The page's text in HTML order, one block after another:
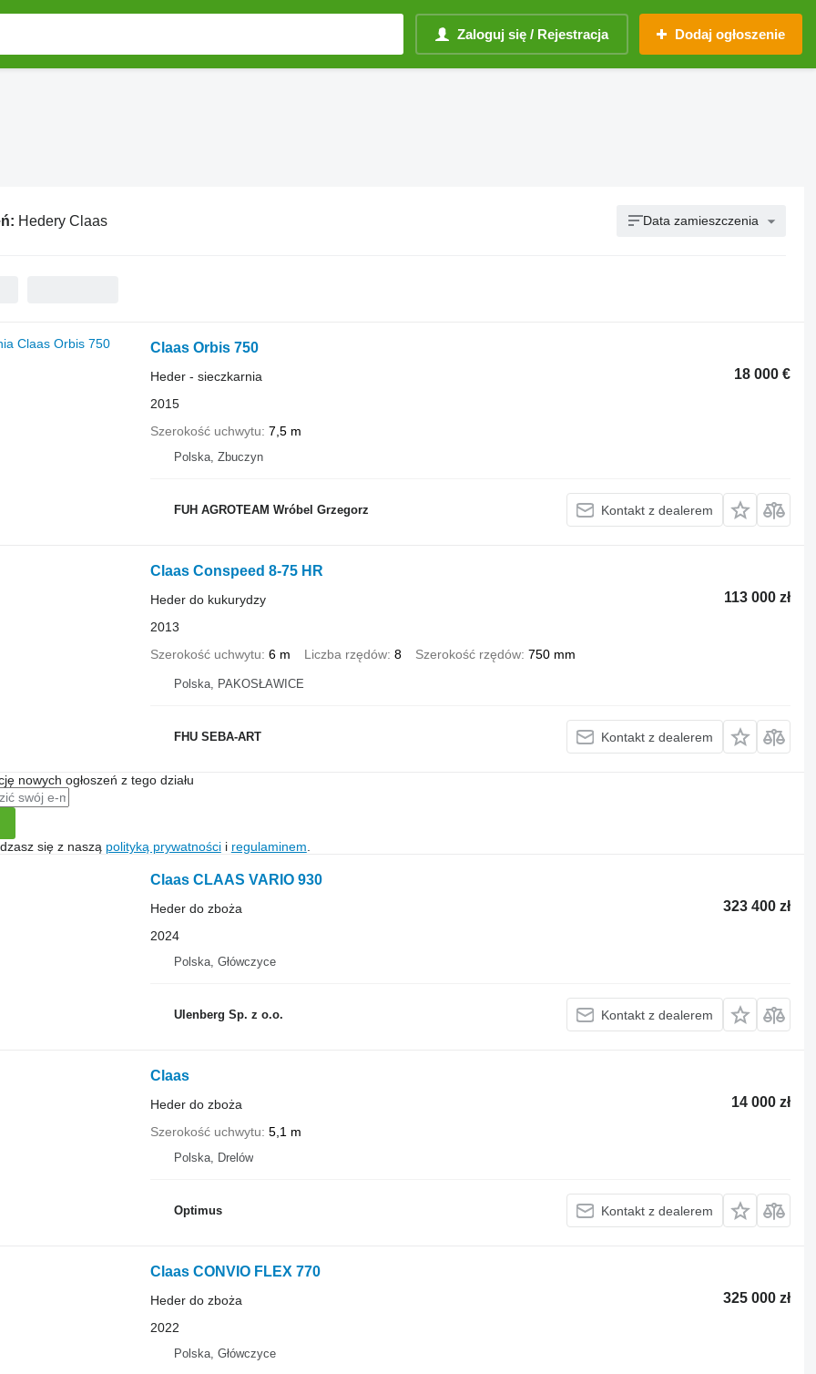
Zaloguj się / Rejestracja Dodaj ogłoszenie
Hedery Claas Data zamieszczenia
Claas Orbis 750
18 000 €
Heder - sieczkarnia
2015
Szerokość uchwytu 7,5 m
Polska, Zbuczyn
FUH AGROTEAM Wróbel Grzegorz Kontakt z dealerem
Claas Conspeed 8-75 HR
113 000 zł
Heder do kukurydzy
2013
Szerokość uchwytu 6 m Liczba rzędów 8 Szerokość rzędów 750 mm
Polska, PAKOSŁAWICE
FHU SEBA-ART Kontakt z dealerem
nowych ogłoszeń z tego działu
się z naszą polityką prywatnościi regulaminem
Claas CLAAS VARIO 930
323 400 zł
Heder do zboża
2024
Polska, Główczyce
Ulenberg Sp. z o.o. Kontakt z dealerem
Claas
14 000 zł
Heder do zboża
Szerokość uchwytu 5,1 m
Polska, Drelów
Optimus Kontakt z dealerem
Claas CONVIO FLEX 770
325 000 zł
Heder do zboża
2022
Polska, Główczyce